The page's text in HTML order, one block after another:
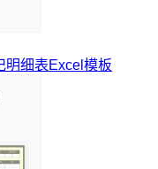
明细表Excel模板